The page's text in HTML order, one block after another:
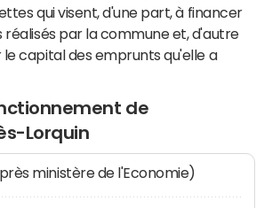
qui visent, d'une part, à financer
réalisés par la commune et, d'autre
capital des emprunts qu'elle a
de
Lorquin
ministère de l'Economie)